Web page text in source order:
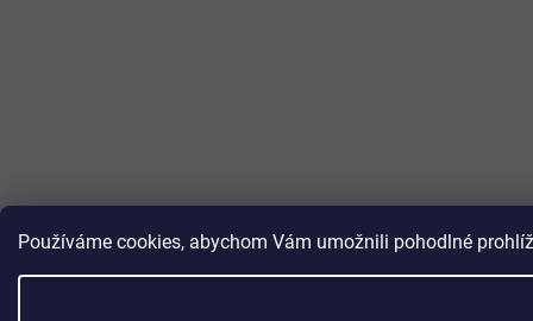
Používáme cookies, abychom Vám umožnili pohodlné